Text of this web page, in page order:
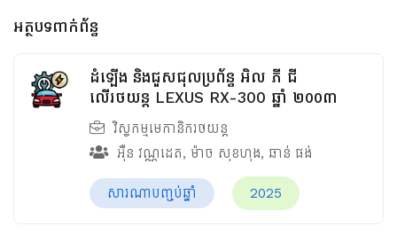
អត្ថបទពាក់ព័ន្ធ
ដំឡើង និងជួសជុលប្រព័ន្ធ អិល ភី ជី
លើរថយន្ដ LEXUS RX-300 ឆ្នាំ ២០០៣
វិស្វកម្មមេកានិករថយន្ត
អ៊ឺន វណ្ណដេត, ម៉ាច សុខហុង, ឆាន់ ផង់
សារណាបញ្ចប់ឆ្នាំ 2025